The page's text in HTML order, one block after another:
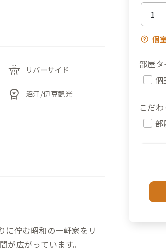
flyover リバーサイド
workspace_premium 沼津/伊豆観光
佇む昭和の一軒家をリ
広がっています。
個
部屋タ
個
こだ
部